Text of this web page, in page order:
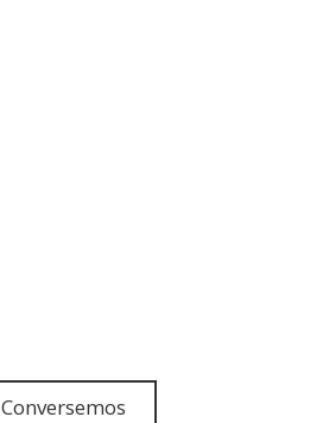
Conversemos